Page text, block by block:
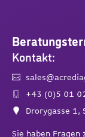
Kontakt:
+43 (0)5 01
Drorygasse 1,
Sie haben Fragen